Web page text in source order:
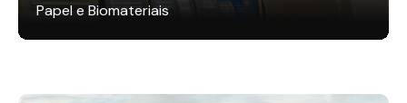
Papel e Biomateriais